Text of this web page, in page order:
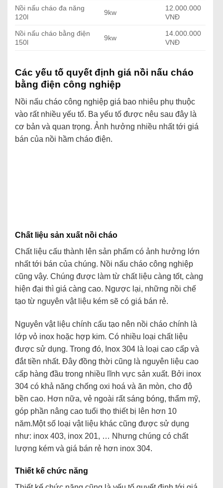
Nồi nấu cháo đa năng
120l
9kw
12.000.000
VNĐ
Nồi nấu cháo bằng điện
150l
9kw
14.000.000
VNĐ
Các yếu tố quyết định giá nồi nấu cháo
bằng điện công nghiệp
Nồi nấu cháo công nghiệp giá bao nhiêu phụ thuộc
vào rất nhiều yếu tố. Ba yếu tố được nêu sau đây là
cơ bản và quan trọng. Ảnh hưởng nhiều nhất tới giá
bán của nồi hầm cháo điện.
Chất liệu sản xuất nồi cháo
Chất liệu cấu thành lên sản phẩm có ảnh hưởng lớn
nhất tới bán của chúng. Nồi nấu cháo công nghiệp
cũng vậy. Chúng được làm từ chất liệu càng tốt, càng
hiện đại thì giá càng cao. Ngược lại, những nồi chế
tạo từ nguyên vật liệu kém sẽ có giá bán rẻ.
Nguyên vật liệu chính cấu tạo nên nồi cháo chính là
lớp vỏ inox hoặc hợp kim. Có nhiều loại chất liệu
được sử dụng. Trong đó, Inox 304 là loại cao cấp và
đắt tiền nhất. Đây đồng thời cũng là nguyên liệu cao
cấp hàng đầu trong nhiều lĩnh vực sản xuất. Bởi inox
304 có khả năng chống oxi hoá và ăn mòn, cho độ
bền cao. Hơn nữa, vẻ ngoài rất sáng bóng, thẩm mỹ,
góp phần nâng cao tuổi thọ thiết bị lên hơn 10
năm.Một số loại vật liệu khác cũng được sử dụng
như: inox 403, inox 201, … Nhưng chúng có chất
lượng kém và giá bán rẻ hơn inox 304.
Thiết kế chức năng